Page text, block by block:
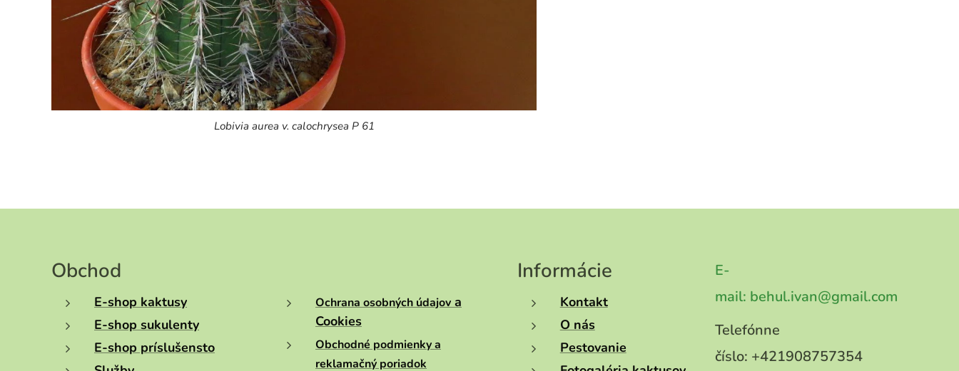
Lobivia aurea v. calochrysea P 61
Obchod
E-shop kaktusy
E-shop sukulenty
E-shop príslušensto
Ochrana osobných údajov a
Cookies
Obchodné podmienky a
reklamačný poriadok
Informácie
Kontakt
O nás
Pestovanie
E-
mail: behul.ivan@gmail.com
Telefónne
číslo: +421908757354